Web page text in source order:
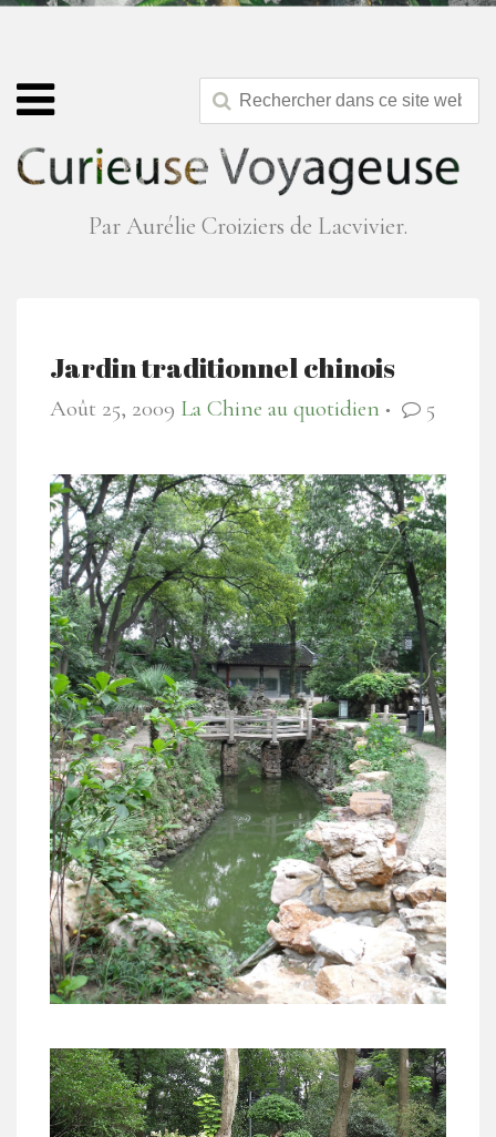
Par Aurélie Croiziers de Lacvivier.
Jardin traditionnel chinois
Août 25, 2009 La Chine au quotidien ● 5